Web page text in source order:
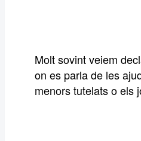
Molt sovint veiem
on es parla de les
menors tutelats o els